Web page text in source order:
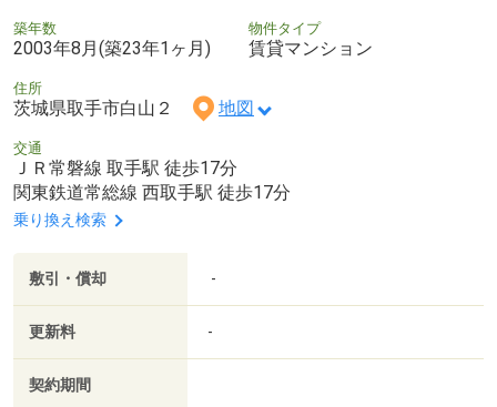
築年数
2003年8月(築23年1ヶ月)
物件タイプ
賃貸マンション
住所
茨城県取手市白山２ 地図
交通
ＪＲ常磐線 取手駅 徒歩17分
関東鉄道常総線 西取手駅 徒歩17分
乗り換え検索
敷引・償却 -
更新料 -
契約期間